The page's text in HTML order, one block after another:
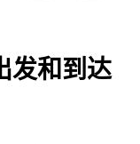
发和到达